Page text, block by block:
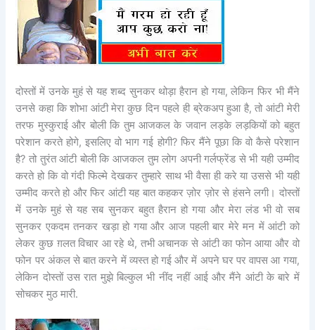
दोस्तों में उनके मुहं से यह शब्द सुनकर थोड़ा हैरान हो गया, लेकिन फिर भी मैंने
उनसे कहा कि शोभा आंटी मेरा कुछ दिन पहले ही ब्रेकअप हुआ है, तो आंटी मेरी
तरफ मुस्कुराई और बोली कि तुम आजकल के जवान लड़के लड़कियों को बहुत
परेशान करते होगे, इसलिए वो भाग गई होगी? फिर मैंने पूछा कि वो कैसे परेशान
है? तो तुरंत आंटी बोली कि आजकल तुम लोग अपनी गर्लफ्रेंड से भी यही उम्मीद
करते हो कि वो गंदी फिल्मे देखकर तुम्हारे साथ भी वैसा ही करे या उससे भी यही
उम्मीद करते हो और फिर आंटी यह बात कहकर ज़ोर ज़ोर से हंसने लगी। दोस्तों
में उनके मुहं से यह सब सुनकर बहुत हैरान हो गया और मेरा लंड भी वो सब
सुनकर एकदम तनकर खड़ा हो गया और आज पहली बार मेरे मन में आंटी को
लेकर कुछ ग़लत विचार आ रहे थे, तभी अचानक से आंटी का फोन आया और वो
फोन पर अंकल से बात करने में व्यस्त हो गई और में अपने घर पर वापस आ गया,
लेकिन दोस्तों उस रात मुझे बिल्कुल भी नींद नहीं आई और मैंने आंटी के बारे में
सोचकर मुठ मारी.